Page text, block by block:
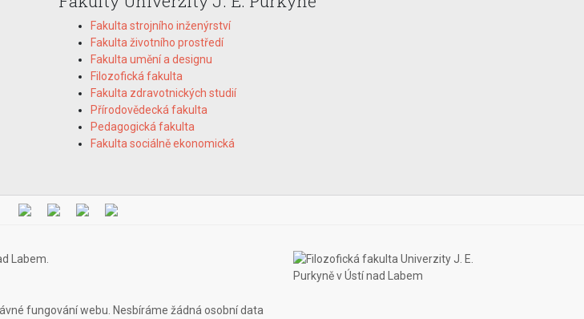
Fakulta strojního inženýrství
Fakulta životního prostředí
Fakulta umění a designu
Filozofická fakulta
Fakulta zdravotnických studií
Přírodovědecká fakulta
Pedagogická fakulta
Fakulta sociálně ekonomická
Labem.
fungování webu. Nesbíráme žádná osobní data